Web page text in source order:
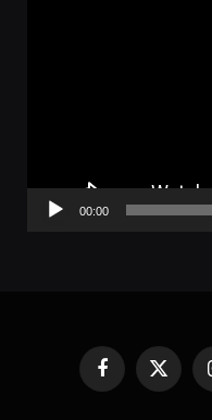
00:00
FacebookX
(Twitter)